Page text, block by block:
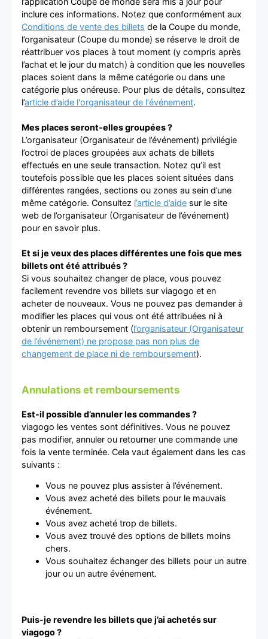
inclure ces informations. Notez que conformément aux
Conditions de vente des billets de la Coupe du monde,
l’organisateur (Coupe du monde) se réserve le droit de
réattribuer vos places à tout moment (y compris après
l’achat et le jour du match) à condition que les nouvelles
places soient dans la même catégorie ou dans une
catégorie plus onéreuse. Pour plus de détails, consultez
l’article d’aide l'organisateur de l'événement.
Mes places seront-elles groupées ?
L’organisateur (Organisateur de l’événement) privilégie
l’octroi de places groupées aux achats de billets
effectués en une seule transaction. Notez qu’il est
toutefois possible que les places soient situées dans
différentes rangées, sections ou zones au sein d’une
même catégorie. Consultez l’article d’aide sur le site
web de l’organisateur (Organisateur de l’événement)
pour en savoir plus.
Et si je veux des places différentes une fois que mes
billets ont été attribués ?
Si vous souhaitez changer de place, vous pouvez
facilement revendre vos billets sur viagogo et en
acheter de nouveaux. Vous ne pouvez pas demander à
modifier les places qui vous ont été attribuées ni à
obtenir un remboursement (l’organisateur (Organisateur
de l’événement) ne propose pas non plus de
changement de place ni de remboursement).
Annulations et remboursements
Est-il possible d’annuler les commandes ?
viagogo les ventes sont définitives. Vous ne pouvez
pas modifier, annuler ou retourner une commande une
fois la vente terminée. Cela vaut également dans les cas
suivants :
Vous ne pouvez plus assister à l’événement.
Vous avez acheté des billets pour le mauvais
événement.
Vous avez acheté trop de billets.
Vous avez trouvé des options de billets moins
chers.
Vous souhaitez échanger des billets pour un autre
jour ou un autre événement.
Puis-je revendre les billets que j’ai achetés sur
viagogo ?